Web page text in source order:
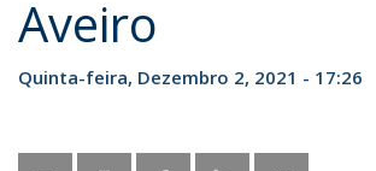
Aveiro
Quinta-feira, Dezembro 2, 2021 - 17:26